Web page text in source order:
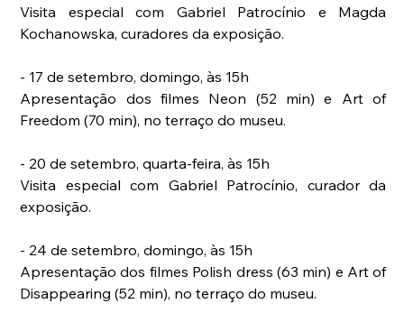
Visita especial com Gabriel Patrocínio e Magda
Kochanowska, curadores da exposição.
- 17 de setembro, domingo, às 15h
Apresentação dos filmes Neon (52 min) e Art of
Freedom (70 min), no terraço do museu.
- 20 de setembro, quarta-feira, às 15h
Visita especial com Gabriel Patrocínio, curador da
exposição.
- 24 de setembro, domingo, às 15h
Apresentação dos filmes Polish dress (63 min) e Art of
Disappearing (52 min), no terraço do museu.